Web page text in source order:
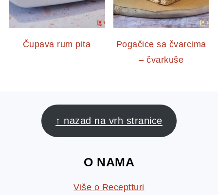
Čupava rum pita
Pogačice sa čvarcima
– čvarkuše
FOOTER
↑ nazad na vrh stranice
O NAMA
Više o Receptturi